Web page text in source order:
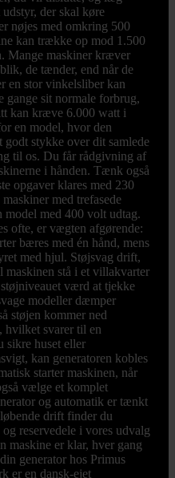
der skal køre
nøjes med omkring 500
kan trække op mod 1.500
Mange maskiner kræver
de tænder, end når de
en stor vinkelsliber kan
sit normale forbrug,
kan kræve 6.000 watt i
en model, hvor den
godt stykke over dit samlede
til os. Du får rådgivning af
i hånden. Tænk også
opgaver klares med 230
med trefasede
med 400 volt udtag.
ofte, er vægten afgørende:
bæres med én hånd, mens
med hjul. Støjsvag drift,
maskinen stå i et villakvarter
værd at tjekke
modeller dæmper
støjen kommer ned
hvilket svarer til en
sikre huset eller
kan generatoren kobles
starter maskinen, når
vælge et komplet
og automatik er tænkt
drift finder du
reservedele i vores udvalg
maskine er klar, hver gang
generator hos Primus
er en dansk-ejet